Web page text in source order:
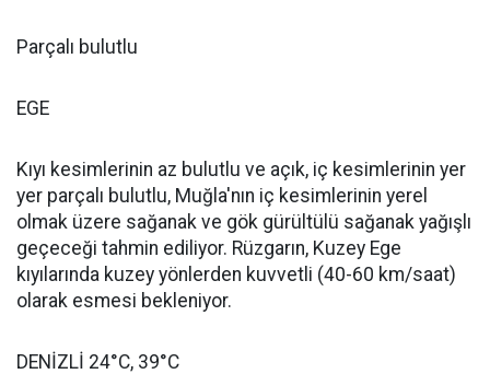
Parçalı bulutlu
EGE
Kıyı kesimlerinin az bulutlu ve açık, iç kesimlerinin yer
yer parçalı bulutlu, Muğla'nın iç kesimlerinin yerel
olmak üzere sağanak ve gök gürültülü sağanak yağışlı
geçeceği tahmin ediliyor. Rüzgarın, Kuzey Ege
kıyılarında kuzey yönlerden kuvvetli (40-60 km/saat)
olarak esmesi bekleniyor.
DENİZLİ 24°C, 39°C